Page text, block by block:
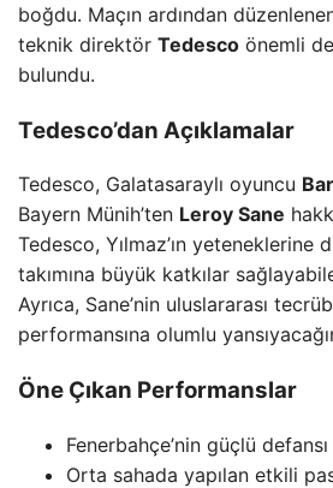
boğdu. Maçın ardından
teknik direktör Tedesco önemli
bulundu.
Tedesco’dan Açıklamalar
Tedesco, Galatasaraylı oyuncu
Bayern Münih’ten Leroy Sane
Tedesco, Yılmaz’ın yeteneklerine
takımına büyük katkılar
Ayrıca, Sane’nin uluslararası
performansına olumlu
Öne Çıkan Performanslar
Fenerbahçe’nin güçlü defansı
Orta sahada yapılan etkili